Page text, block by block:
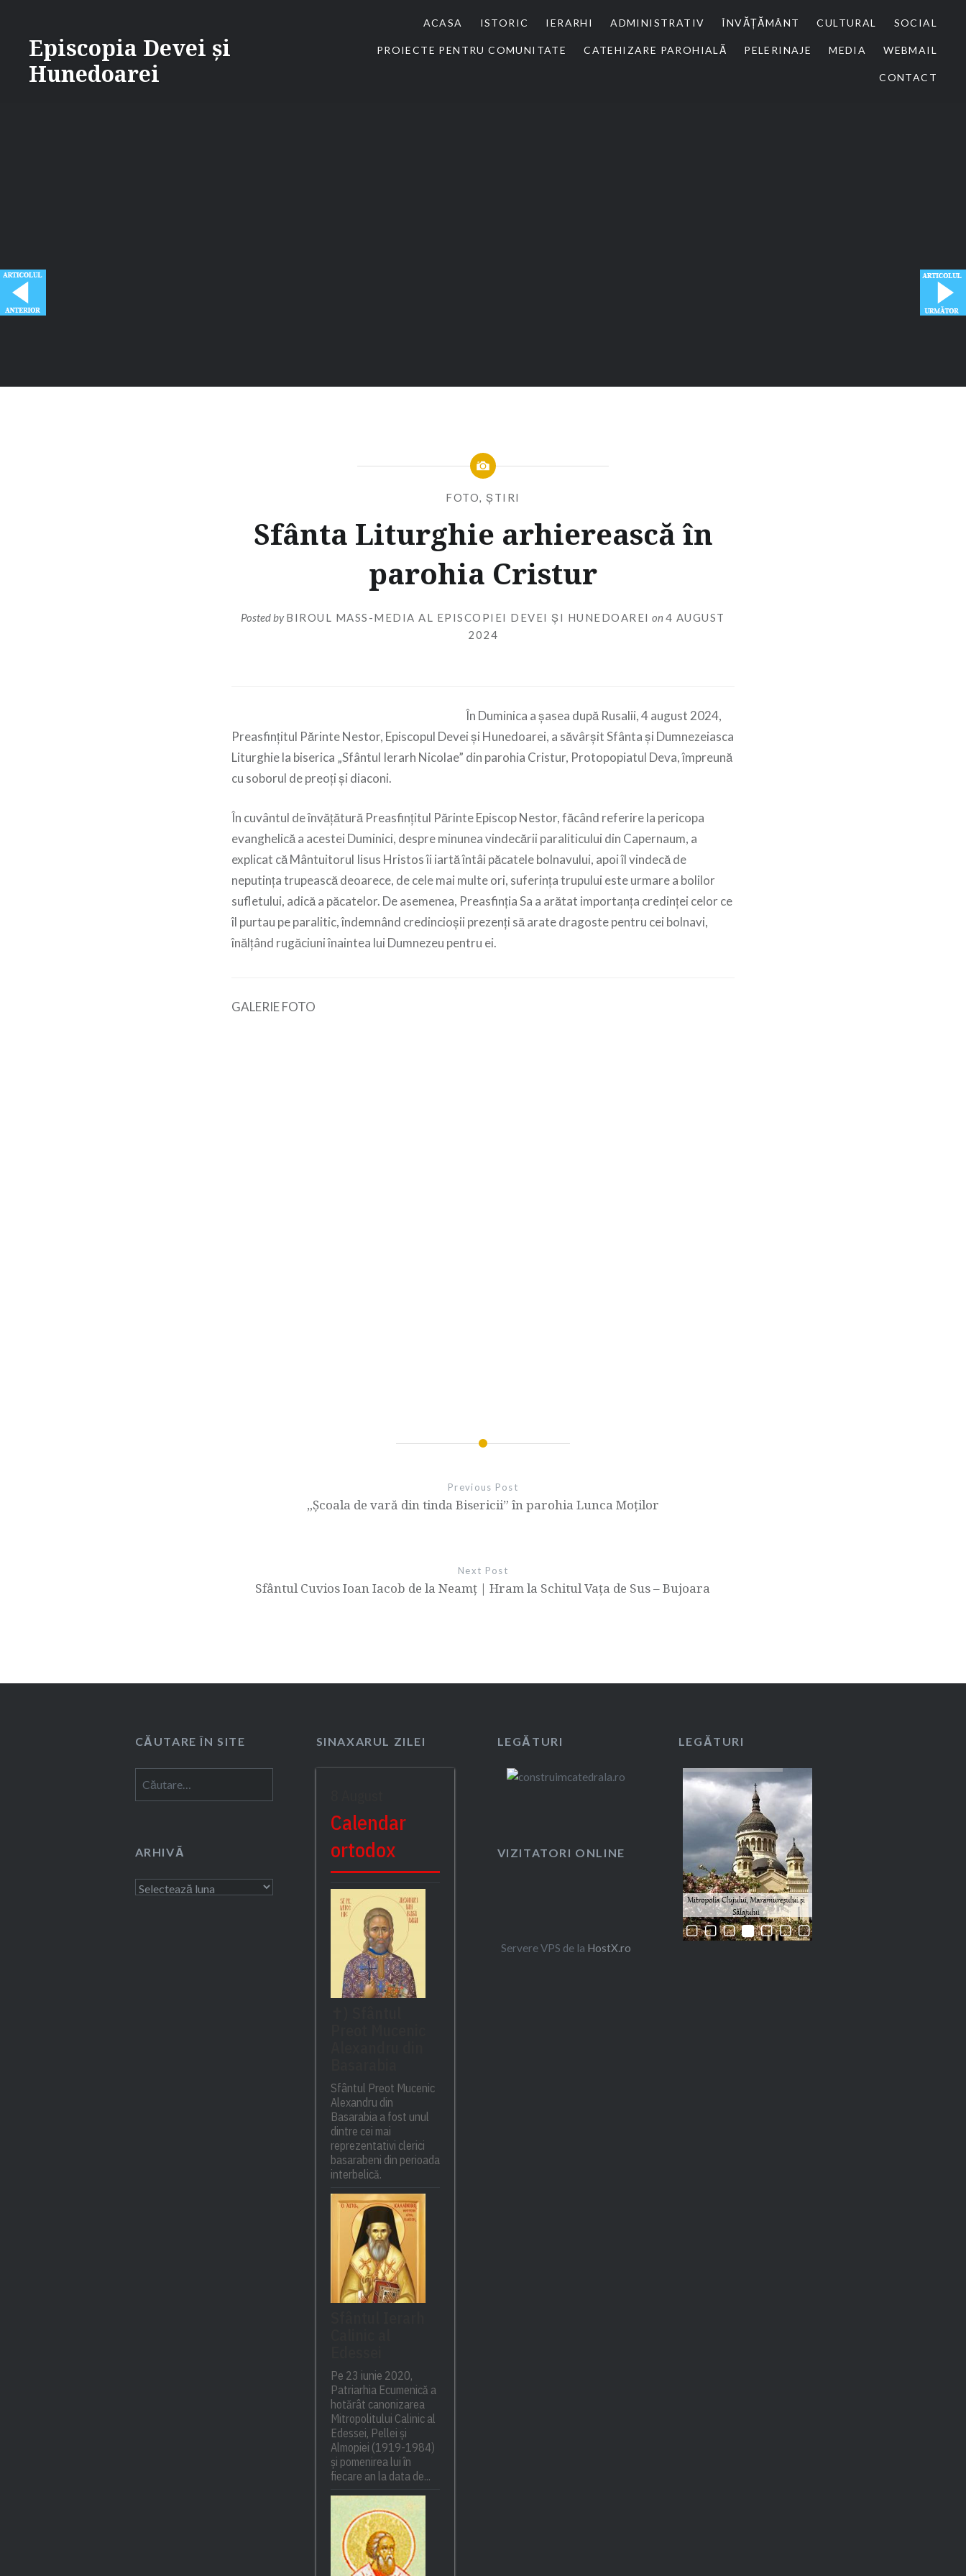
contentEpiscopia Devei și
Hunedoarei
ACASA ISTORIC IERARHI ADMINISTRATIV ÎNVĂȚĂMÂNT CULTURAL SOCIAL
PROIECTE PENTRU COMUNITATE CATEHIZARE PAROHIALĂ PELERINAJE MEDIA WEBMAIL
CONTACT
FOTO ,ȘTIRI
Sfânta Liturghie arhierească în
parohia Cristur
Posted byBIROUL MASS-MEDIA AL EPISCOPIEI DEVEI ȘI HUNEDOAREI on 4 AUGUST
2024
În Duminica a șasea după Rusalii, 4 august 2024,
Preasfințitul Părinte Nestor, Episcopul Devei și Hunedoarei, a săvârșit Sfânta și Dumnezeiasca
Liturghie la biserica „Sfântul Ierarh Nicolae” din parohia Cristur, Protopopiatul Deva, împreună
cu soborul de preoți și diaconi.
În cuvântul de învățătură Preasfințitul Părinte Episcop Nestor, făcând referire la pericopa
evanghelică a acestei Duminici, despre minunea vindecării paraliticului din Capernaum, a
explicat că Mântuitorul Iisus Hristos îi iartă întâi păcatele bolnavului, apoi îl vindecă de
neputința trupească deoarece, de cele mai multe ori, suferința trupului este urmare a bolilor
sufletului, adică a păcatelor. De asemenea, Preasfinția Sa a arătat importanța credinței celor ce
îl purtau pe paralitic, îndemnând credincioșii prezenți să arate dragoste pentru cei bolnavi,
înălțând rugăciuni înaintea lui Dumnezeu pentru ei.
GALERIE FOTO
Previous Post
„Școala de vară din tinda Bisericii” în parohia Lunca Moților
Next Post
Sfântul Cuvios Ioan Iacob de la Neamț | Hram la Schitul Vața de Sus – Bujoara
CĂUTARE ÎN SITE
după:
SINAXARUL ZILEI
Calendar
ortodox
Sfântul Preot Mucenic
Alexandru din
Basarabia a fost unul
dintre cei mai
reprezentativi clerici
basarabeni din perioada
interbelică.
Pe 23 iunie 2020,
Patriarhia Ecumenică a
hotărât canonizarea
Mitropolitului Calinic al
Edessei, Pellei și
Almopiei (1919-1984)
și pomenirea lui în
fiecare an la data de...
LEGĂTURI LEGĂTURI
ARHIVĂ
Arhivă
VIZITATORI ONLINE
Servere VPS de la HostX.ro